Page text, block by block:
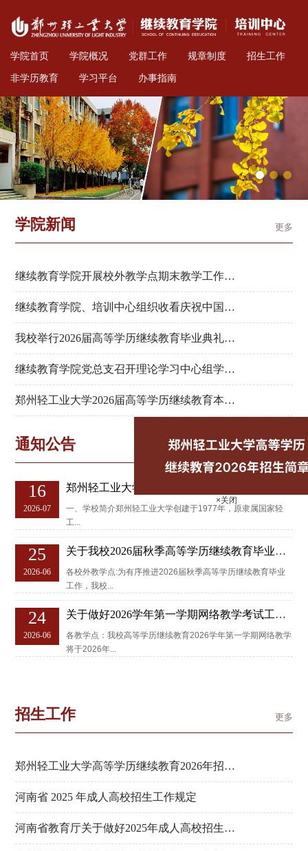
×关闭
学院首页 学院概况 党群工作 规章制度 招生工作
非学历教育 学习平台 办事指南
学院新闻 更多
继续教育学院开展校外教学点期末教学工作检
查暨2026年度成人招生工作动员会
继续教育学院、培训中心组织收看庆祝中国共
产党成立 105 周年大会
我校举行2026届高等学历继续教育毕业典礼暨
学位授予仪式
继续教育学院党总支召开理论学习中心组学习
会
郑州轻工业大学2026届高等学历继续教育本科
通知公告 更多
16
2026-07
郑州轻工业大学高等学历继续教育2026年招生
一、学校简介郑州轻工业大学创建于1977年，原隶属国家轻
工...
25
2026-06
关于我校2026届秋季高等学历继续教育毕业证
各校外教学点:为有序推进2026届秋季高等学历继续教育毕业
工作，我校...
24
2026-06
关于做好2026学年第一学期网络教学考试工作
各教学点：我校高等学历继续教育2026学年第一学期网络教学
将于2026年...
招生工作 更多
郑州轻工业大学高等学历继续教育2026年招生
简章
河南省 2025 年成人高校招生工作规定
河南省教育厅关于做好2025年成人高校招生工